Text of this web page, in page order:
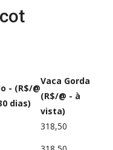
- (R$/@
dias)
Vaca Gorda
(R$/@ - à
vista)
318,50